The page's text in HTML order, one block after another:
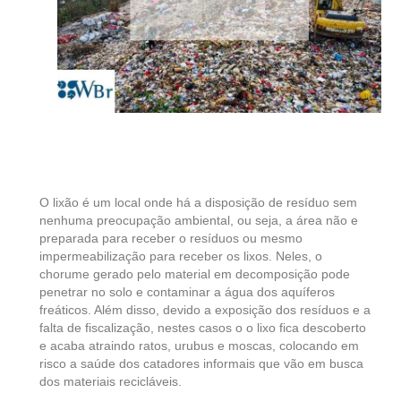
O lixão é um local onde há a disposição de resíduo sem
nenhuma preocupação ambiental, ou seja, a área não e
preparada para receber o resíduos ou mesmo
impermeabilização para receber os lixos. Neles, o
chorume gerado pelo material em decomposição pode
penetrar no solo e contaminar a água dos aquíferos
freáticos. Além disso, devido a exposição dos resíduos e a
falta de fiscalização, nestes casos o o lixo fica descoberto
e acaba atraindo ratos, urubus e moscas, colocando em
risco a saúde dos catadores informais que vão em busca
dos materiais recicláveis.